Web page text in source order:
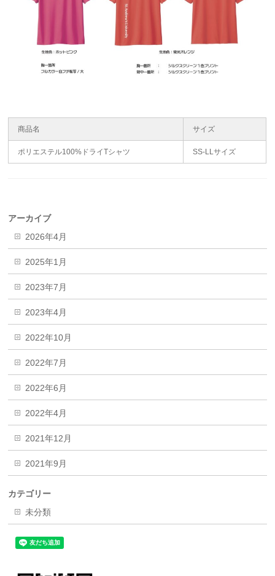
商品名 サイズ
ポリエステル100%ドライTシャツ SS-LLサイズ
アーカイブ
2026年4月
2025年1月
2023年7月
2023年4月
2022年10月
2022年7月
2022年6月
2022年4月
2021年12月
2021年9月
カテゴリー
未分類